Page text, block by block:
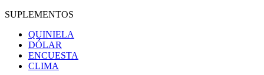
SUPLEMENTOS
QUINIELA
DÓLAR
ENCUESTA
CLIMA